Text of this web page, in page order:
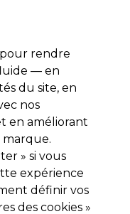
connecter
et Matériel
pour
pour rendre
— en
du site, en
nos
en améliorant
» si vous
expérience
définir vos
des cookies »